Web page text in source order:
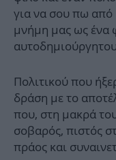
για να σου πω από
μνήμη μας ως ένα
Πολιτικού που
δράση με το
που, στη μακρά
σοβαρός, πιστός
πράος και